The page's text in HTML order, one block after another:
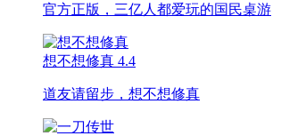
官方正版，三亿人都爱玩的国民桌游
想不想修真 4.4
道友请留步，想不想修真